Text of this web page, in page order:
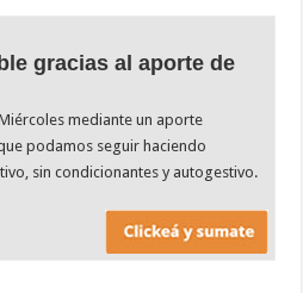
gracias al aporte de
mediante un aporte
podamos seguir haciendo
sin condicionantes y autogestivo.